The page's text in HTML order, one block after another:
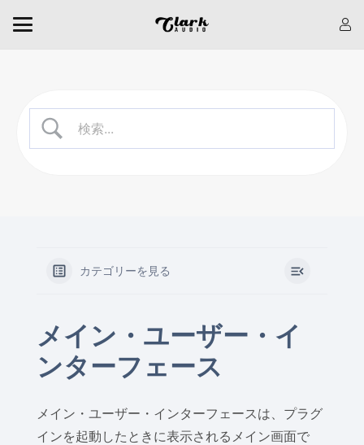
カテゴリーを見る
メイン・ユーザー・イ
ンターフェース
メイン・ユーザー・インターフェースは、プラグ
インを起動したときに表示されるメイン画面で